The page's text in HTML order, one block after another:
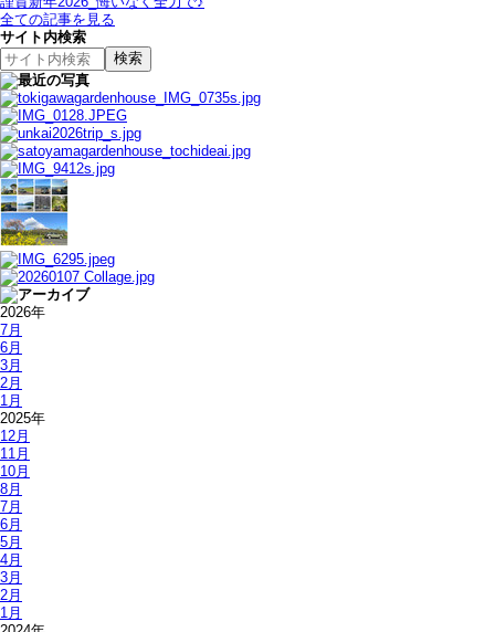
全ての記事を見る
サイト内検索
2026年
7月
6月
3月
2月
1月
2025年
12月
11月
10月
8月
7月
6月
5月
4月
3月
2月
1月